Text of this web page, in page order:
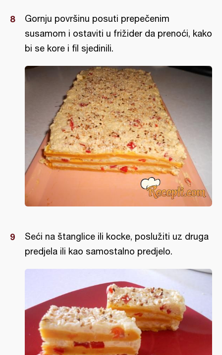
Gornju površinu posuti prepečenim
susamom i ostaviti u frižider da prenoći, kako
bi se kore i fil sjedinili.
Seći na štanglice ili kocke, poslužiti uz druga
predjela ili kao samostalno predjelo.